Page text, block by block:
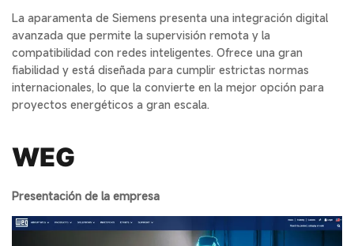
La aparamenta de Siemens presenta una integración digital
avanzada que permite la supervisión remota y la
compatibilidad con redes inteligentes. Ofrece una gran
fiabilidad y está diseñada para cumplir estrictas normas
internacionales, lo que la convierte en la mejor opción para
proyectos energéticos a gran escala.
WEG
Presentación de la empresa